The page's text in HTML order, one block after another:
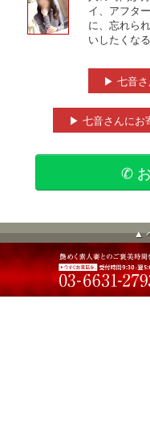
イ、アフタ
に、忘れら
いしたくな
▶ 七音さ
▶ 七音さんにお
✆
▲